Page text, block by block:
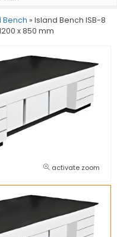
Bench » Island Bench ISB-8
x 850 mm
activate zoom